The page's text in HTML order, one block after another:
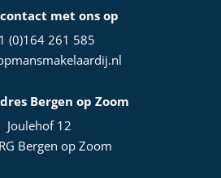
met ons op
(0)164 261 585
Bergen op Zoom
Joulehof 12
Bergen op Zoom